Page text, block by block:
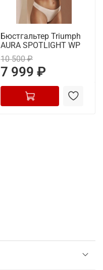
Бюстгальтер Triumph
AURA SPOTLIGHT WP
10 500 ₽
7 999 ₽